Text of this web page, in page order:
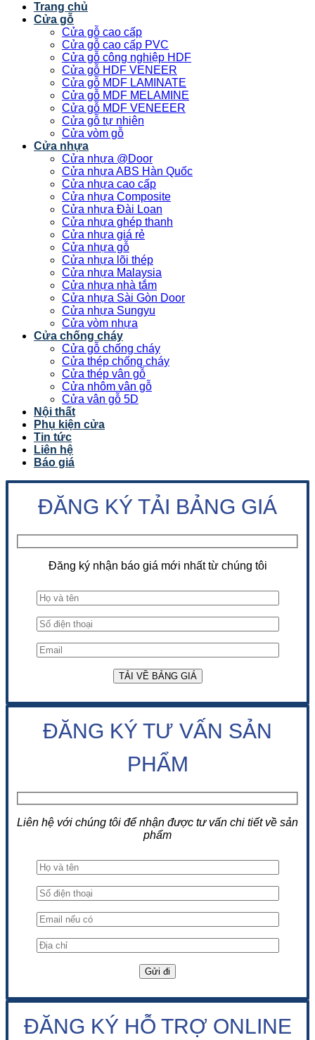
Trang chủ
Cửa gỗ
Cửa gỗ cao cấp
Cửa gỗ cao cấp PVC
Cửa gỗ công nghiệp HDF
Cửa gỗ HDF VENEER
Cửa gỗ MDF LAMINATE
Cửa gỗ MDF MELAMINE
Cửa gỗ MDF VENEEER
Cửa gỗ tự nhiên
Cửa vòm gỗ
Cửa nhựa
Cửa nhựa @Door
Cửa nhựa ABS Hàn Quốc
Cửa nhựa cao cấp
Cửa nhựa Composite
Cửa nhựa Đài Loan
Cửa nhựa ghép thanh
Cửa nhựa giá rẻ
Cửa nhựa gỗ
Cửa nhựa lõi thép
Cửa nhựa Malaysia
Cửa nhựa nhà tắm
Cửa nhựa Sài Gòn Door
Cửa nhựa Sungyu
Cửa vòm nhựa
Cửa chống cháy
Cửa gỗ chống cháy
Cửa thép chống cháy
Cửa thép vân gỗ
Cửa nhôm vân gỗ
Cửa vân gỗ 5D
Nội thất
Phụ kiện cửa
Tin tức
Liên hệ
Báo giá
ĐĂNG KÝ TẢI BẢNG GIÁ
Đăng ký nhận báo giá mới nhất từ chúng tôi
ĐĂNG KÝ TƯ VẤN SẢN
PHẨM
Liên hệ với chúng tôi để nhận được tư vấn chi tiết về sản
phẩm
ĐĂNG KÝ HỖ TRỢ ONLINE